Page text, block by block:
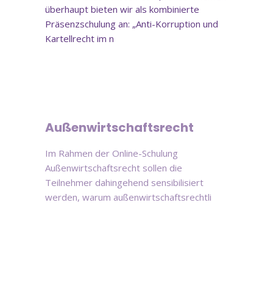
überhaupt bieten wir als kombinierte
Präsenzschulung an: „Anti-Korruption und
Kartellrecht im n
Außenwirtschaftsrecht
Im Rahmen der Online-Schulung
Außenwirtschaftsrecht sollen die
Teilnehmer dahingehend sensibilisiert
werden, warum außenwirtschaftsrechtli